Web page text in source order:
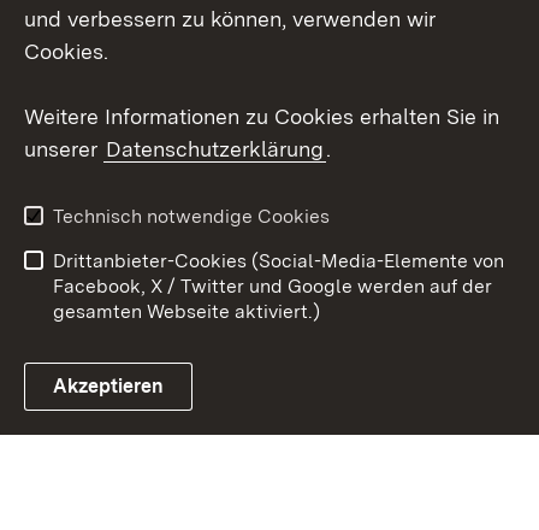
Link zum Landesportal
Datenschutz
Barrierefreiheit
Impressum
Cookies
und verbessern zu können, verwenden wir
Cookies.
Weitere Informationen zu Cookies erhalten Sie in
unserer Datenschutzerklärung.
Technisch notwendige Cookies
Drittanbieter-Cookies (Social-Media-Elemente von
Facebook, X / Twitter und Google werden auf der
gesamten Webseite aktiviert.)
Akzeptieren